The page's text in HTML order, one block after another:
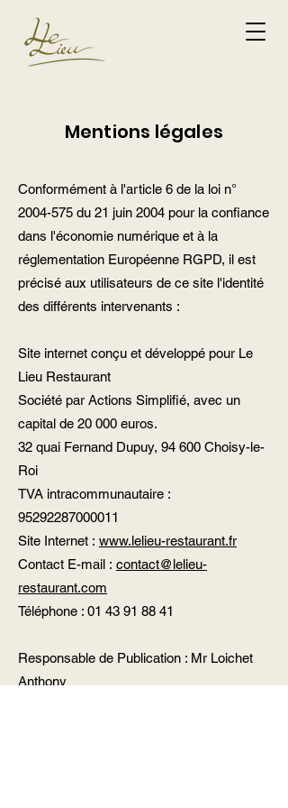
Mentions légales
Conformément à l'article 6 de la loi n°
2004-575 du 21 juin 2004 pour la confiance
dans l'économie numérique et à la
réglementation Européenne RGPD, il est
précisé aux utilisateurs de ce site l'identité
des différents intervenants :
Site internet conçu et développé pour Le
Lieu Restaurant
Société par Actions Simplifié, avec un
capital de 20 000 euros.
32 quai Fernand Dupuy, 94 600 Choisy-le-
Roi
TVA intracommunautaire :
95292287000011
Site Internet : www.lelieu-restaurant.fr
Contact E-mail : contact@lelieu-
restaurant.com
Téléphone : 01 43 91 88 41
Responsable de Publication : Mr Loichet
Anthony